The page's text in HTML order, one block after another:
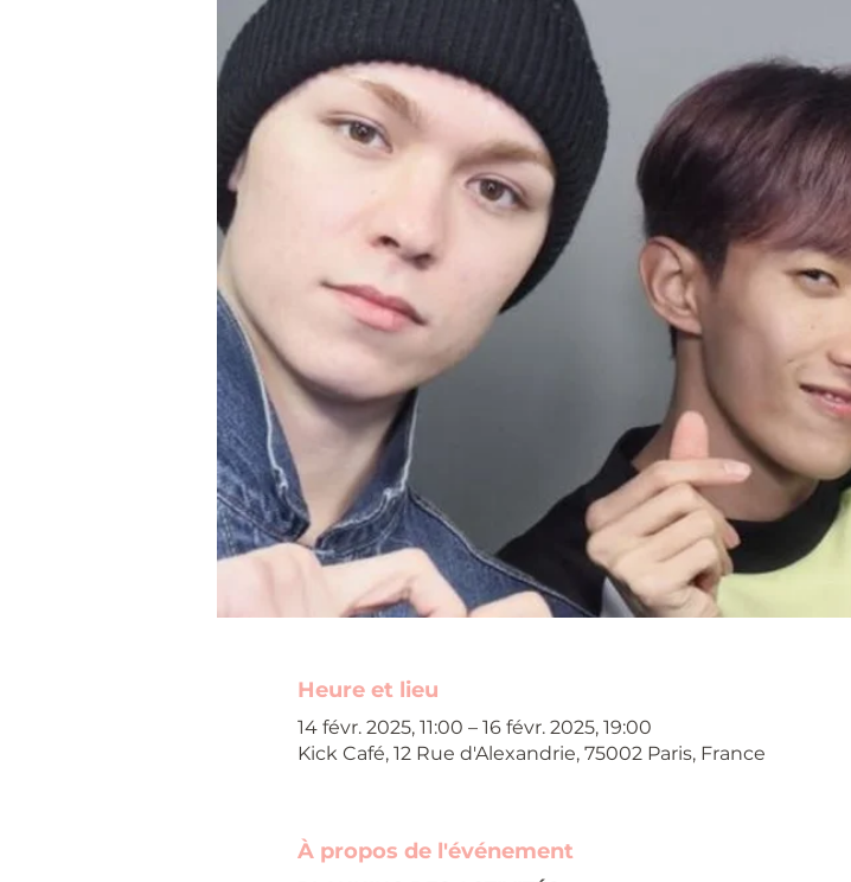
Heure et lieu
14 févr. 2025, 11:00 – 16 févr. 2025, 19:00
Kick Café, 12 Rue d'Alexandrie, 75002 Paris, France
À propos de l'événement